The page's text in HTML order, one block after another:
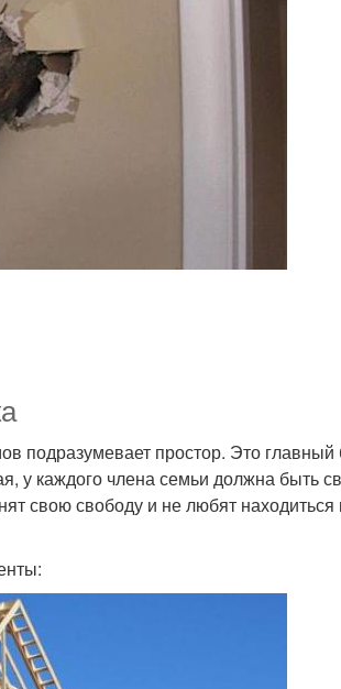
подразумевает простор. Это главный
у каждого члена семьи должна быть
свою свободу и не любят находиться